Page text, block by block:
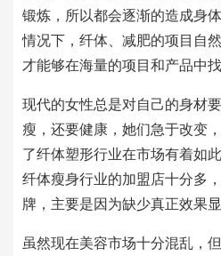
锻炼，所以都会逐渐的造成身
情况下，纤体、减肥的项目自
才能够在海量的项目和产品中
现代的女性总是对自己的身材
瘦，还要健康，她们急于改变
了纤体塑形行业在市场有着如
纤体瘦身行业的加盟店十分多
牌，主要是因为缺少真正效果
虽然现在美容市场十分混乱，